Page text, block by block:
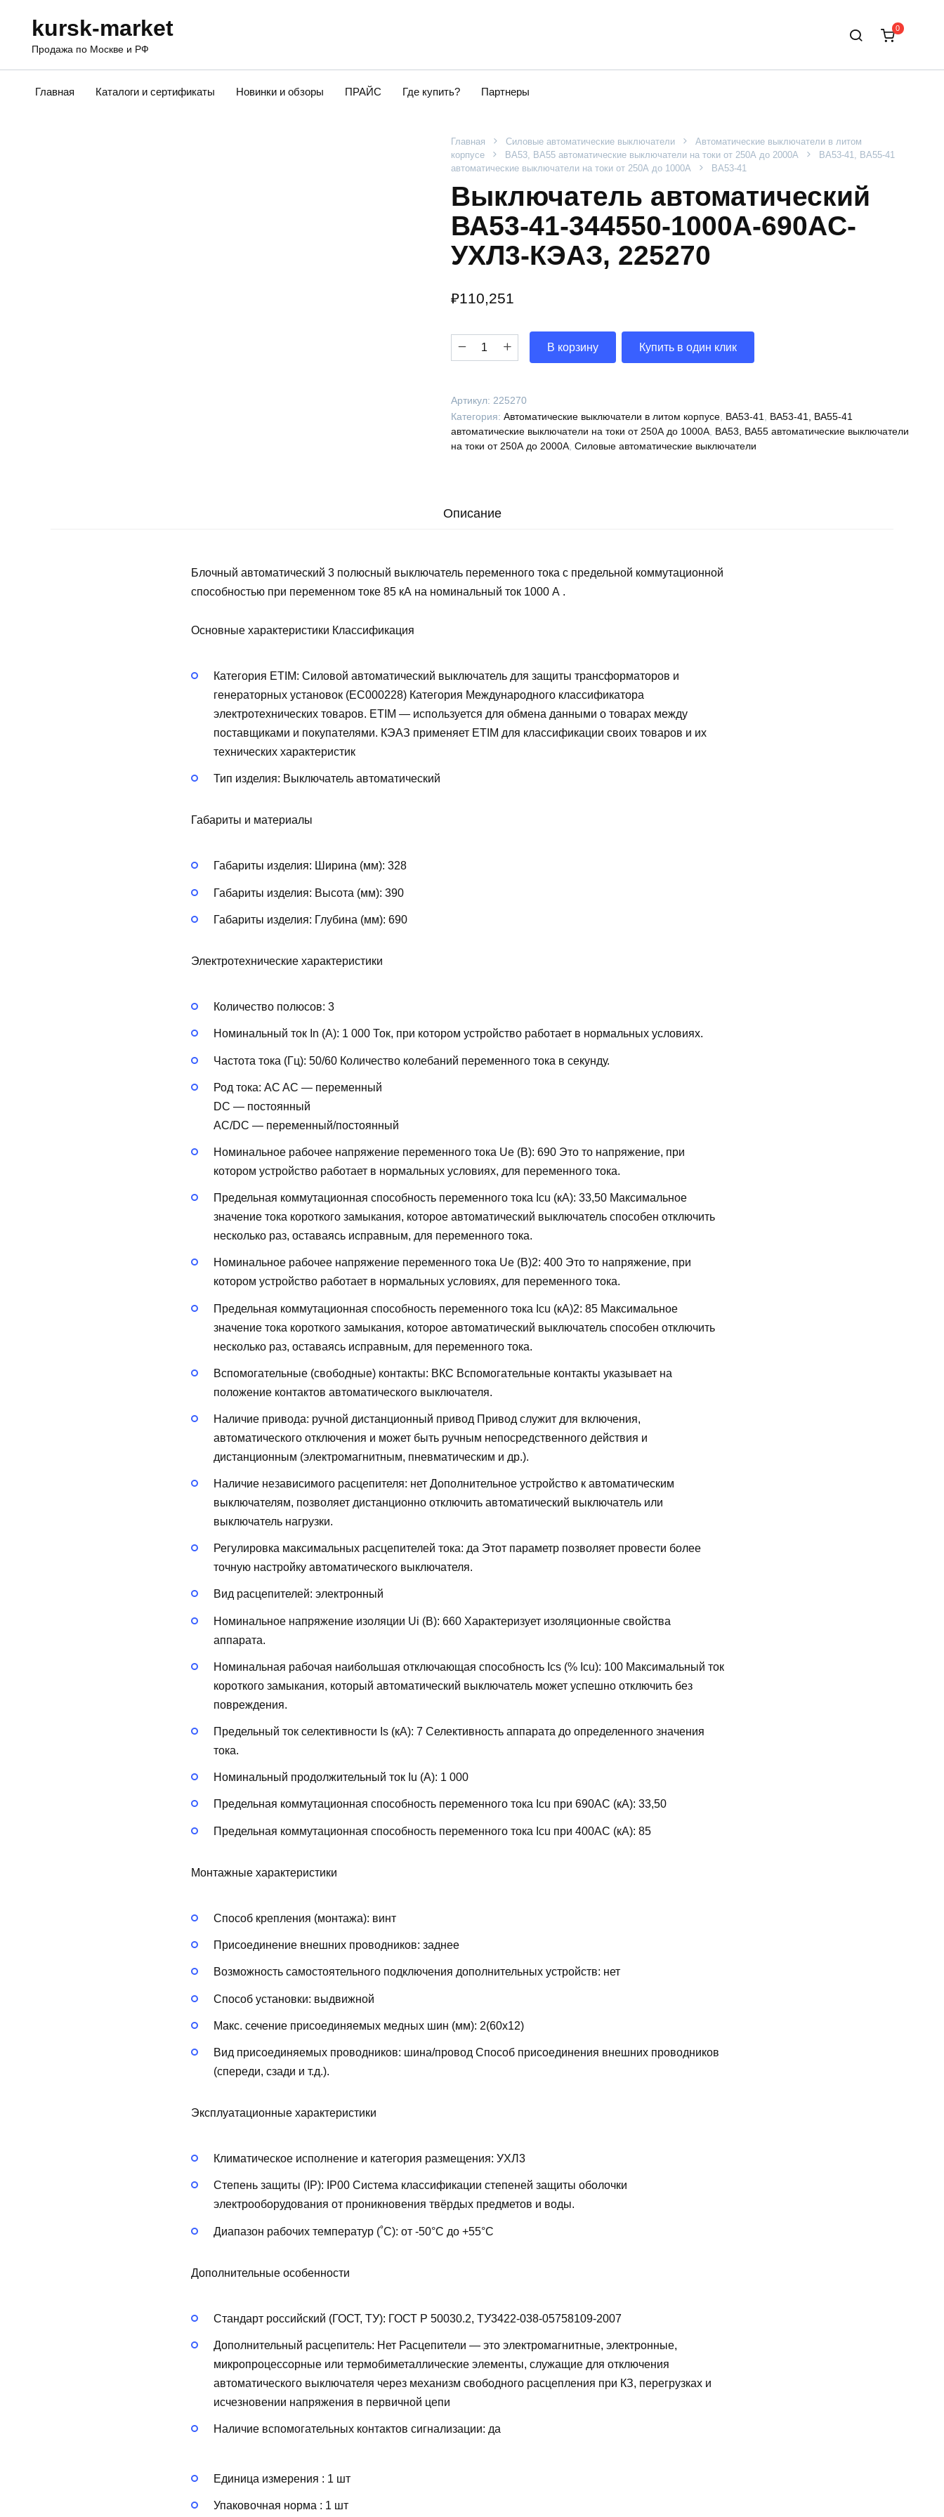
kursk-market
Продажа по Москве и РФ
0
Главная Каталоги и сертификаты Новинки и обзоры ПРАЙС Где купить? Партнеры
Главная Силовые автоматические выключатели
Автоматические выключатели в литом
корпусе
ВА53, ВА55 автоматические выключатели на токи от 250А до 2000А
ВА53-41, ВА55-41
автоматические выключатели на токи от 250А до 1000А
ВА53-41
Выключатель автоматический
ВА53-41-344550-1000А-690AC-
УХЛ3-КЭАЗ, 225270
₽110,251
Количество
Выключатель
41-
344550-
1000А-690AC-
В корзину Купить в один клик
Артикул: 225270
Категория: Автоматические выключатели в литом корпусе, ВА53-41
ВА53-41, ВА55-41
автоматические выключатели на токи от 250А до 1000А, ВА53, ВА55 автоматические выключатели
на токи от 250А до 2000А, Силовые автоматические выключатели
Описание
Блочный автоматический 3 полюсный выключатель переменного тока с предельной коммутационной
способностью при переменном токе 85 кА на номинальный ток 1000 А .
Основные характеристики Классификация
Категория ETIM: Силовой автоматический выключатель для защиты трансформаторов и
генераторных установок (EC000228) Категория Международного классификатора
электротехнических товаров. ETIM — используется для обмена данными о товарах между
поставщиками и покупателями. КЭАЗ применяет ETIM для классификации своих товаров и их
технических характеристик
Тип изделия: Выключатель автоматический
Габариты и материалы
Габариты изделия: Ширина (мм): 328
Габариты изделия: Высота (мм): 390
Габариты изделия: Глубина (мм): 690
Электротехнические характеристики
Количество полюсов: 3
Номинальный ток In (А): 1 000 Ток, при котором устройство работает в нормальных условиях.
Частота тока (Гц): 50/60 Количество колебаний переменного тока в секунду.
Род тока: AC AC — переменный
DC — постоянный
AC/DC — переменный/постоянный
Номинальное рабочее напряжение переменного тока Ue (В): 690 Это то напряжение, при
котором устройство работает в нормальных условиях, для переменного тока.
Предельная коммутационная способность переменного тока Icu (кА): 33,50 Максимальное
значение тока короткого замыкания, которое автоматический выключатель способен отключить
несколько раз, оставаясь исправным, для переменного тока.
Номинальное рабочее напряжение переменного тока Ue (В)2: 400 Это то напряжение, при
котором устройство работает в нормальных условиях, для переменного тока.
Предельная коммутационная способность переменного тока Icu (кА)2: 85 Максимальное
значение тока короткого замыкания, которое автоматический выключатель способен отключить
несколько раз, оставаясь исправным, для переменного тока.
Вспомогательные (свободные) контакты: ВКС Вспомогательные контакты указывает на
положение контактов автоматического выключателя.
Наличие привода: ручной дистанционный привод Привод служит для включения,
автоматического отключения и может быть ручным непосредственного действия и
дистанционным (электромагнитным, пневматическим и др.).
Наличие независимого расцепителя: нет Дополнительное устройство к автоматическим
выключателям, позволяет дистанционно отключить автоматический выключатель или
выключатель нагрузки.
Регулировка максимальных расцепителей тока: да Этот параметр позволяет провести более
точную настройку автоматического выключателя.
Вид расцепителей: электронный
Номинальное напряжение изоляции Ui (В): 660 Характеризует изоляционные свойства
аппарата.
Номинальная рабочая наибольшая отключающая способность Ics (% Icu): 100 Максимальный ток
короткого замыкания, который автоматический выключатель может успешно отключить без
повреждения.
Предельный ток селективности Is (кА): 7 Селективность аппарата до определенного значения
тока.
Номинальный продолжительный ток Iu (А): 1 000
Предельная коммутационная способность переменного тока Icu при 690AC (кА): 33,50
Предельная коммутационная способность переменного тока Icu при 400АС (кА): 85
Монтажные характеристики
Способ крепления (монтажа): винт
Присоединение внешних проводников: заднее
Возможность самостоятельного подключения дополнительных устройств: нет
Способ установки: выдвижной
Макс. сечение присоединяемых медных шин (мм): 2(60х12)
Вид присоединяемых проводников: шина/провод Способ присоединения внешних проводников
(спереди, сзади и т.д.).
Эксплуатационные характеристики
Климатическое исполнение и категория размещения: УХЛ3
Степень защиты (IP): IP00 Система классификации степеней защиты оболочки
электрооборудования от проникновения твёрдых предметов и воды.
Диапазон рабочих температур (˚С): от -50°С до +55°С
Дополнительные особенности
Стандарт российский (ГОСТ, ТУ): ГОСТ Р 50030.2, ТУ3422-038-05758109-2007
Дополнительный расцепитель: Нет Расцепители — это электромагнитные, электронные,
микропроцессорные или термобиметаллические элементы, служащие для отключения
автоматического выключателя через механизм свободного расцепления при КЗ, перегрузках и
исчезновении напряжения в первичной цепи
Наличие вспомогательных контактов сигнализации: да
Единица измерения : 1 шт
Упаковочная норма : 1 шт